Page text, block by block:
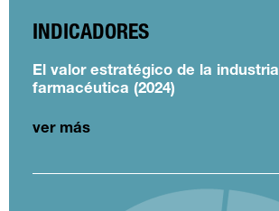
INDICADORES
El valor estratégico de la industria
farmacéutica (2024)
ver más